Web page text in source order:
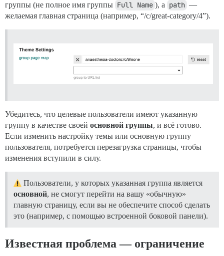
группы (не полное имя группы Full Name ), а path —
желаемая главная страница (например, “/c/great-category/4”).
Убедитесь, что целевые пользователи имеют указанную
группу в качестве своей основной группы, и всё готово.
Если изменить настройку темы или основную группу
пользователя, потребуется перезагрузка страницы, чтобы
изменения вступили в силу.
Пользователи, у которых указанная группа является
основной, не смогут перейти на вашу «обычную»
главную страницу, если вы не обеспечите способ сделать
это (например, с помощью встроенной боковой панели).
Известная проблема — ограничение